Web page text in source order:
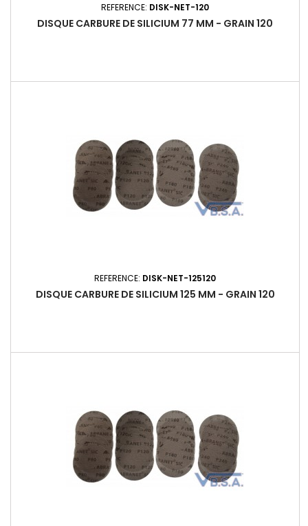
REFERENCE: DISK-NET-120
DISQUE CARBURE DE SILICIUM 77 MM - GRAIN 120
REFERENCE: DISK-NET-125120
DISQUE CARBURE DE SILICIUM 125 MM - GRAIN 120